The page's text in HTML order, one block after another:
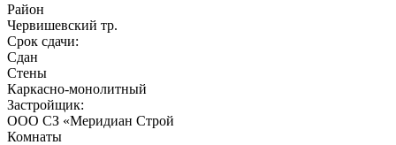
Район
Червишевский тр.
Срок сдачи:
Сдан
Стены
Каркасно-монолитный
Застройщик:
ООО СЗ «Меридиан Строй
Комнаты